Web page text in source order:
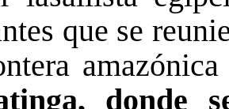
que se
donde